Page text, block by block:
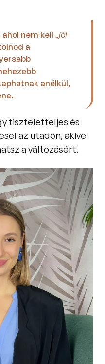
nem kell „jól
a
anélkül,
tiszteletteljes és
az utadon, akivel
a változásért.